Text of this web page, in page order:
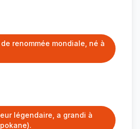
renommée mondiale, né à
légendaire, a grandi à